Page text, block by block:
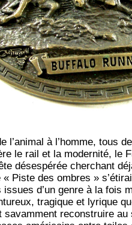
l’animal à l’homme, tous
le rail et la modernité, le
désespérée cherchant
Piste des ombres »
d’un genre à la fois
tragique et lyrique
savamment reconstruire